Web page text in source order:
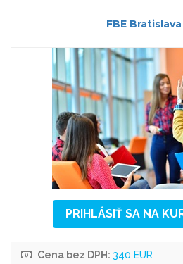
FBE
PRIHLÁSIŤ SA NA
Cena bez DPH: 340 EUR